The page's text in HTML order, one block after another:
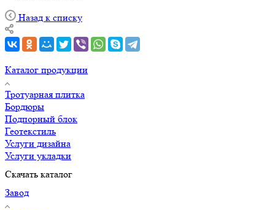
Назад к списку
Каталог продукции
Тротуарная плитка
Бордюры
Подпорный блок
Геотекстиль
Услуги дизайна
Услуги укладки
Скачать каталог
Завод